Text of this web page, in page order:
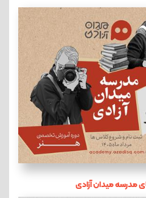
مدرسه میدان آزادی